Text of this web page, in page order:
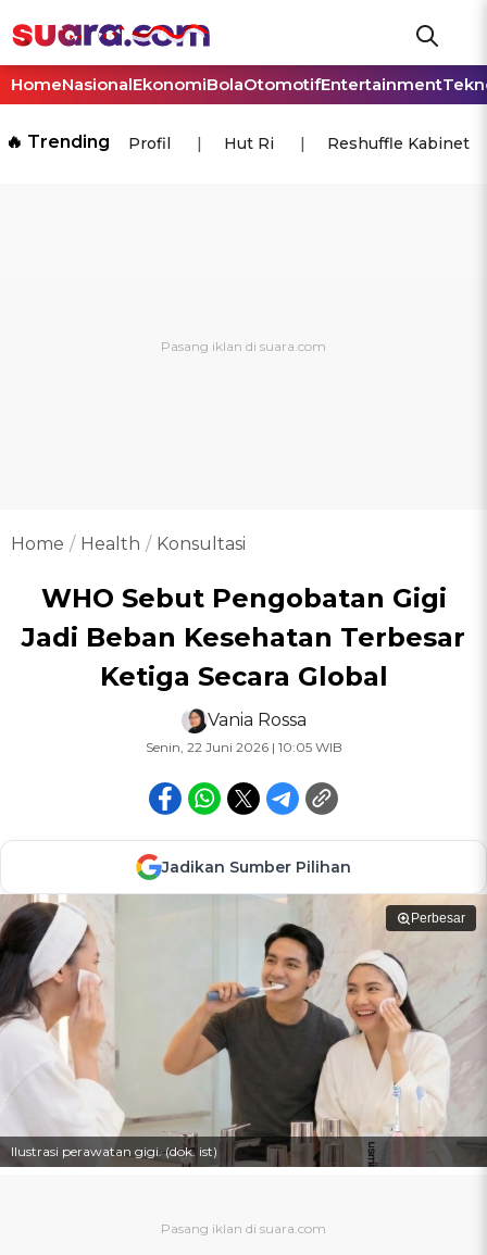
HomeNasionalEkonomiBolaOtomotifEntertainment
🔥 Trending Profil Hut Ri Reshuffle Kabinet
Home Health Konsultasi
WHO Sebut Pengobatan Gigi
Jadi Beban Kesehatan Terbesar
Ketiga Secara Global
Vania Rossa
Senin, 22 Juni 2026 | 10:05 WIB
Jadikan Sumber Pilihan
Perbesar
Ilustrasi perawatan gigi. (dok. ist)